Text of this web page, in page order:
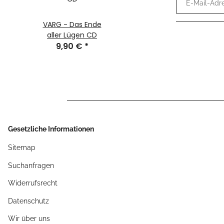
E-Mail-
VARG - Das Ende
aller Lügen CD
9,90 € *
WZ 2023 - Odin
Gesetzliche Informationen
Sitemap
Suchanfragen
Widerrufsrecht
Datenschutz
Wir über uns